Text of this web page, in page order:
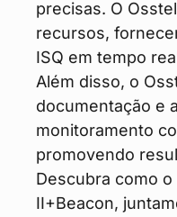
precisas. O
recursos,
ISQ em tempo
Além disso, o
documentação e
monitoramento
promovendo
Descubra como
II+Beacon,